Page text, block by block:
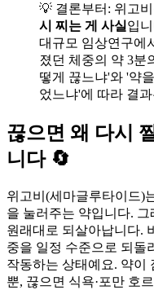
💡 결론부터: 위고
시 찌는 게 사실 입
대규모 임상연구에
졌던 체중의 약 3분
떻게 끊느냐'와 '약
었느냐'에 따라 결
끊으면 왜 다시
니다 🔄
위고비(세마글루타이드)
을 눌러주는 약입니다. 그
원래대로 되살아납니다.
중을 일정 수준으로 되돌
작동하는 상태예요. 약이
뿐, 끊으면 식욕·포만 호